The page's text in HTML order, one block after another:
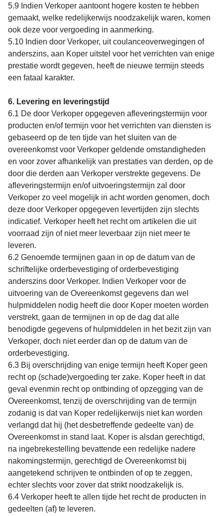
5.9 Indien Verkoper aantoont hogere kosten te hebben
gemaakt, welke redelijkerwijs noodzakelijk waren, komen
ook deze voor vergoeding in aanmerking.
5.10 Indien door Verkoper, uit coulanceoverwegingen of
anderszins, aan Koper uitstel voor het verrichten van enige
prestatie wordt gegeven, heeft de nieuwe termijn steeds
een fataal karakter.
6. Levering en leveringstijd
6.1 De door Verkoper opgegeven afleveringstermijn voor
producten en/of termijn voor het verrichten van diensten is
gebaseerd op de ten tijde van het sluiten van de
overeenkomst voor Verkoper geldende omstandigheden
en voor zover afhankelijk van prestaties van derden, op de
door die derden aan Verkoper verstrekte gegevens. De
afleveringstermijn en/of uitvoeringstermijn zal door
Verkoper zo veel mogelijk in acht worden genomen, doch
deze door Verkoper opgegeven levertijden zijn slechts
indicatief. Verkoper heeft het recht om artikelen die uit
voorraad zijn of niet meer leverbaar zijn niet meer te
leveren.
6.2 Genoemde termijnen gaan in op de datum van de
schriftelijke orderbevestiging of orderbevestiging
anderszins door Verkoper. Indien Verkoper voor de
uitvoering van de Overeenkomst gegevens dan wel
hulpmiddelen nodig heeft die door Koper moeten worden
verstrekt, gaan de termijnen in op de dag dat alle
benodigde gegevens of hulpmiddelen in het bezit zijn van
Verkoper, doch niet eerder dan op de datum van de
orderbevestiging.
6.3 Bij overschrijding van enige termijn heeft Koper geen
recht op (schade)vergoeding ter zake. Koper heeft in dat
geval evenmin recht op ontbinding of opzegging van de
Overeenkomst, tenzij de overschrijding van de termijn
zodanig is dat van Koper redelijkerwijs niet kan worden
verlangd dat hij (het desbetreffende gedeelte van) de
Overeenkomst in stand laat. Koper is alsdan gerechtigd,
na ingebrekestelling bevattende een redelijke nadere
nakomingstermijn, gerechtigd de Overeenkomst bij
aangetekend schrijven te ontbinden of op te zeggen,
echter slechts voor zover dat strikt noodzakelijk is.
6.4 Verkoper heeft te allen tijde het recht de producten in
gedeelten (af) te leveren.